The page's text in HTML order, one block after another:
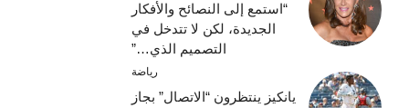
“استمع إلى النصائح والأفكار
الجديدة، لكن لا تتدخل في
التصميم الذي…”
رياضة
يانكيز ينتظرون “الاتصال” بجاز